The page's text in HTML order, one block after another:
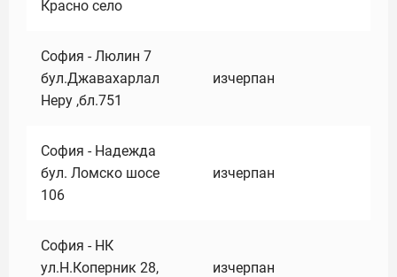
Красно село
София - Люлин 7
бул.Джавахарлал
Неру ,бл.751
изчерпан
София - Надежда
бул. Ломско шосе
106
изчерпан
София - НК
ул.Н.Коперник 28,
изчерпан